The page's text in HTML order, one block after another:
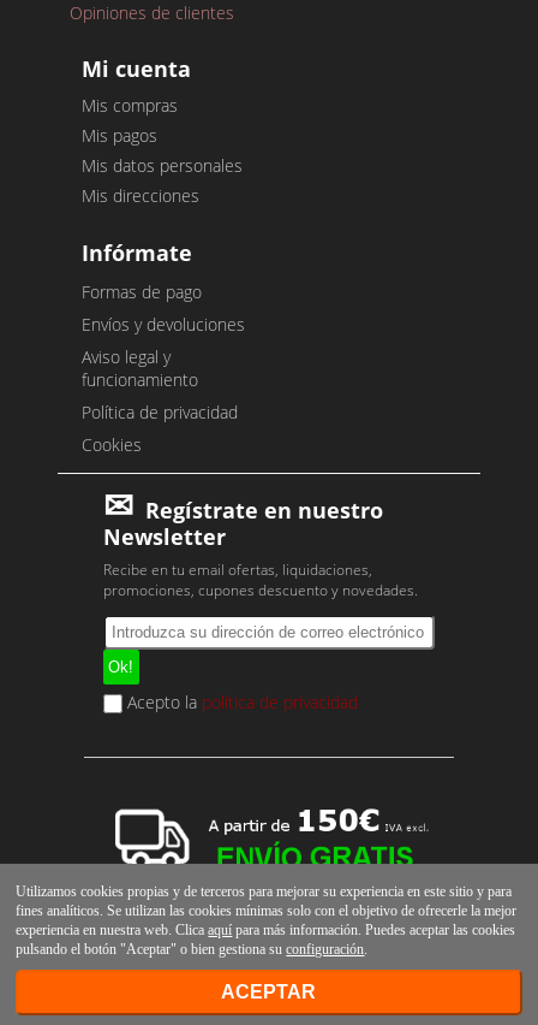
Opiniones de clientes
Mi cuenta
Mis compras
Mis pagos
Mis datos personales
Mis direcciones
Infórmate
Formas de pago
Envíos y devoluciones
Aviso legal y
funcionamiento
Política de privacidad
Cookies
Regístrate en nuestro
Newsletter
Recibe en tu email ofertas, liquidaciones,
promociones, cupones descuento y novedades.
Acepto la política de privacidad
Utilizamos cookies propias y de terceros para mejorar su experiencia en este sitio y para
fines analíticos. Se utilizan las cookies mínimas solo con el objetivo de ofrecerle la mejor
experiencia en nuestra web. Clicaaquí para más información. Puedes aceptar las cookies
pulsando el botón "Aceptar" o bien gestiona suconfiguración.
ACEPTAR